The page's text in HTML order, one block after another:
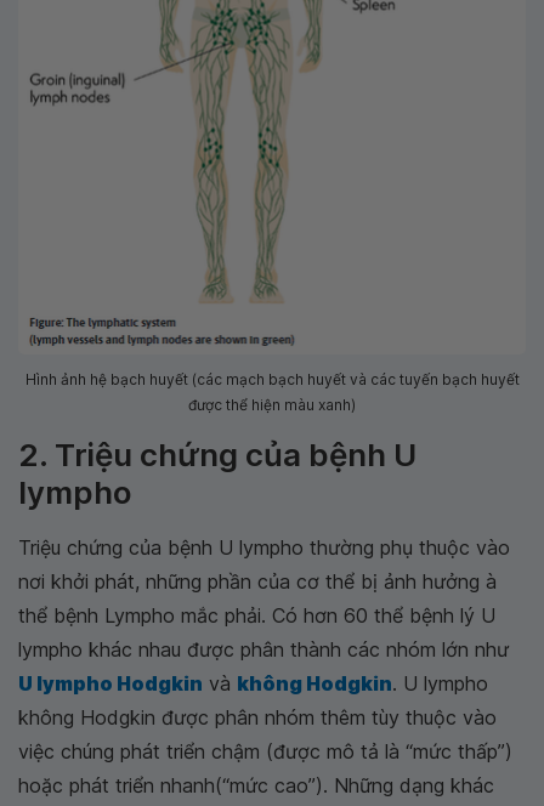
Hình ảnh hệ bạch huyết (các mạch bạch huyết và các tuyến bạch huyết
được thể hiện màu xanh)
2. Triệu chứng của bệnh U
lympho
Triệu chứng của bệnh U lympho thường phụ thuộc vào
nơi khởi phát, những phần của cơ thể bị ảnh hưởng à
thể bệnh Lympho mắc phải. Có hơn 60 thể bệnh lý U
lympho khác nhau được phân thành các nhóm lớn như
U lympho Hodgkin và không Hodgkin. U lympho
không Hodgkin được phân nhóm thêm tùy thuộc vào
việc chúng phát triển chậm (được mô tả là “mức thấp”)
hoặc phát triển nhanh(“mức cao”). Những dạng khác